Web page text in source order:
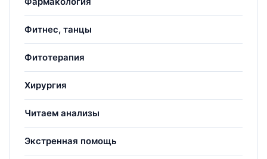
Фитнес, танцы
Фитотерапия
Хирургия
Читаем анализы
Экстренная помощь